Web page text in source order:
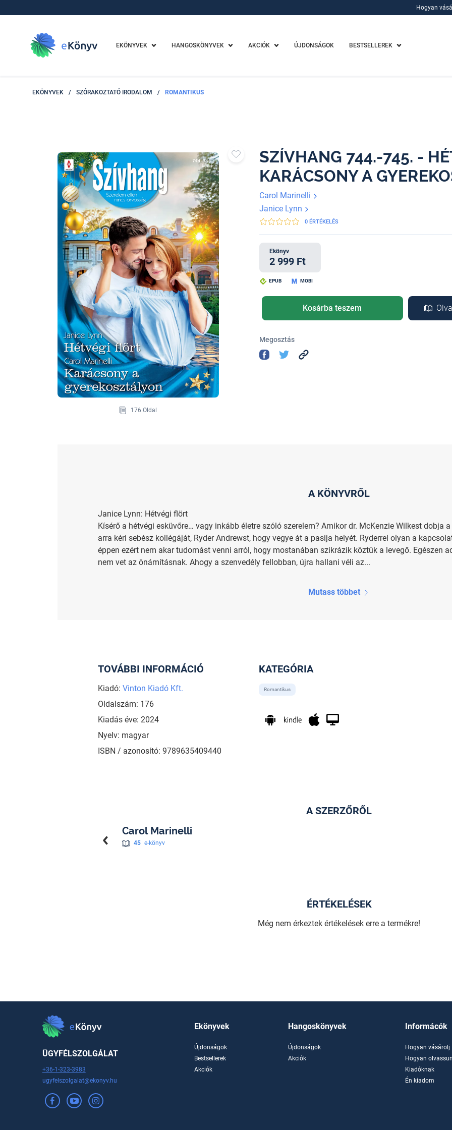
Hogyan
EKÖNYVEK HANGOSKÖNYVEK AKCIÓK ÚJDONSÁGOK BESTSELLEREK
EKÖNYVEK / SZÓRAKOZTATÓ IRODALOM / ROMANTIKUS
176 Oldal
SZÍVHANG 744.-745. -
KARÁCSONY A
Carol Marinelli
Janice Lynn
0 ÉRTÉKELÉS
Ekönyv
2 999 Ft
EPUB MOBI
Kosárba teszem
Megosztás
A KÖNYVRŐL
Janice Lynn: Hétvégi flört
Kísérő a hétvégi esküvőre… vagy inkább életre szóló szerelem? Amikor dr. McKenzie Wilkest dobja
arra kéri sebész kollégáját, Ryder Andrewst, hogy vegye át a pasija helyét. Ryderrel olyan a
éppen ezért nem akar tudomást venni arról, hogy mostanában szikrázik köztük a levegő. Egészen
nem vet az önámításnak. Ahogy a szenvedély fellobban, újra hallani véli az...
Mutass többet
TOVÁBBI INFORMÁCIÓ
Kiadó: Vinton Kiadó Kft.
Oldalszám: 176
Kiadás éve: 2024
Nyelv: magyar
ISBN / azonosító: 9789635409440
KATEGÓRIA
Romantikus
A SZERZŐRŐL
Carol Marinelli
45 e-könyv
ÉRTÉKELÉSEK
Még nem érkeztek értékelések erre a termékre!
ÜGYFÉLSZOLGÁLAT
+36-1-323-3983
ugyfelszolgalat@ekonyv.hu
Ekönyvek
Újdonságok
Bestsellerek
Akciók
Hangoskönyvek
Újdonságok
Akciók
Informácók
Hogyan vásárolj
Hogyan
Kiadóknak
Én kiadom